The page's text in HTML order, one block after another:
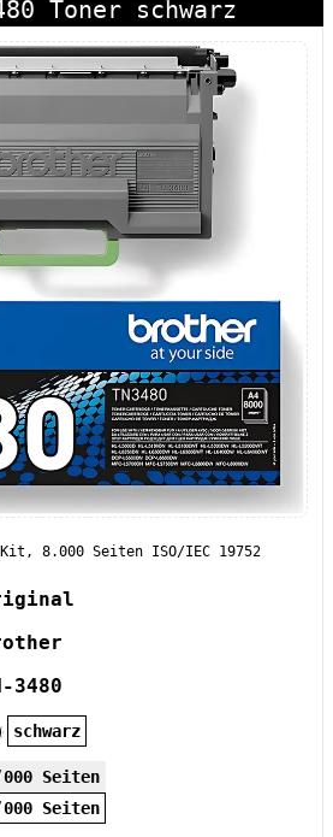
Toner schwarz
8.000 Seiten ISO/IEC 19752
3480
schwarz
Seiten
Seiten